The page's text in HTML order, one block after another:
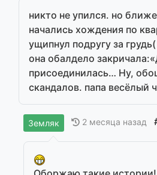
никто не упился. но
начались хождения по
ущипнул подругу за
она обалдело
присоединилась… Ну,
скандалов. папа весёлый
Земляк 2 месяца назад